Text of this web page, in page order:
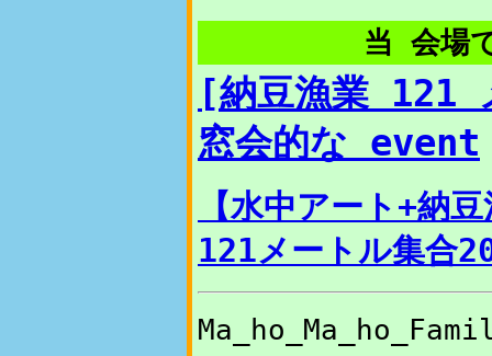
当 会場
[納豆漁業 121
窓会的な event
【水中アート+納
121メートル集合